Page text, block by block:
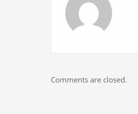
Comments are closed.